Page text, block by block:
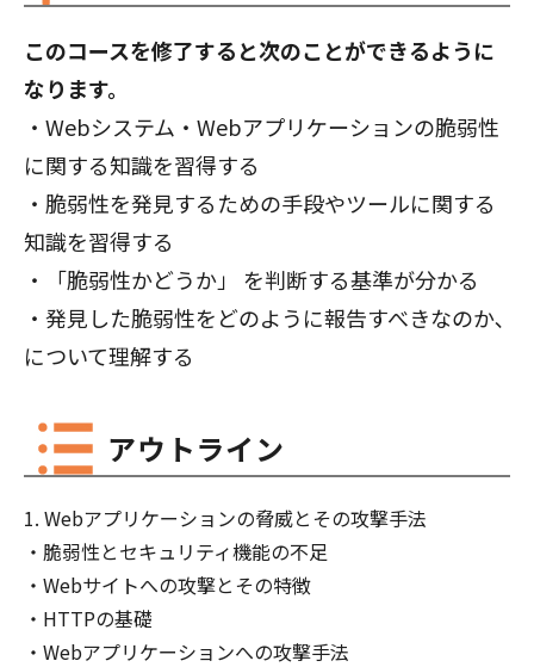
このコースを修了すると次のことができるように
なります。
・Webシステム・Webアプリケーションの脆弱性
に関する知識を習得する
・脆弱性を発見するための手段やツールに関する
知識を習得する
・「脆弱性かどうか」 を判断する基準が分かる
・発見した脆弱性をどのように報告すべきなのか､
について理解する
アウトライン
Webアプリケーションの脅威とその攻撃手法
脆弱性とセキュリティ機能の不足
Webサイトへの攻撃とその特徴
HTTPの基礎
Webアプリケーションへの攻撃手法